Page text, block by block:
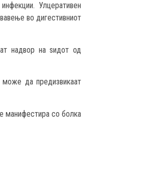
Улцеративен
во дигестивниот
надвор на ѕидот од
да предизвикаат
манифестира со болка